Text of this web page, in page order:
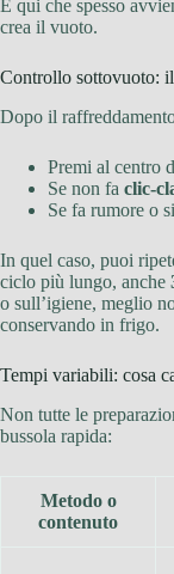
È qui che spesso
crea il vuoto.
Controllo sottovuoto:
Dopo il
Premi al centro
Se non fa clic-
Se fa rumore o
In quel caso, puoi
ciclo più lungo, anche
o sull’igiene, meglio
conservando in frigo.
Tempi variabili: cosa
Non tutte le
bussola rapida:
Metodo o
contenuto